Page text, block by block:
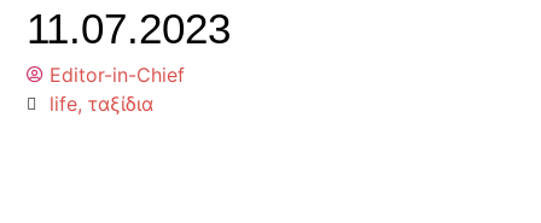
11.07.2023
Editor-in-Chief
life,ταξίδια